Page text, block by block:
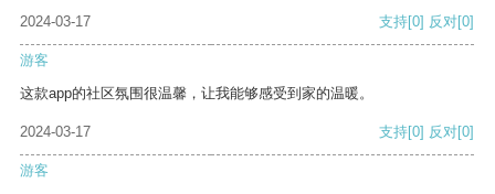
2024-03-17
支持[0] 反对[0]
游客
这款app的社区氛围很温馨，让我能够感受到家的温暖。
2024-03-17 支持[0] 反对[0]
游客